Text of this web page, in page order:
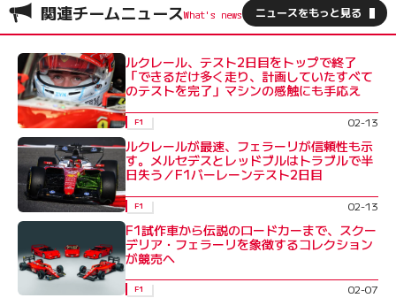
関連チームニュース ニュースをもっと見る
ルクレール、テスト2日目をトップで終了
「できるだけ多く走り、計画していたすべて
のテストを完了」マシンの感触にも手応え
F1 02-13
ルクレールが最速、フェラーリが信頼性も示
す。メルセデスとレッドブルはトラブルで半
日失う／F1バーレーンテスト2日目
F1 02-13
F1試作車から伝説のロードカーまで、スクー
デリア・フェラーリを象徴するコレクション
が競売へ
F1 02-07